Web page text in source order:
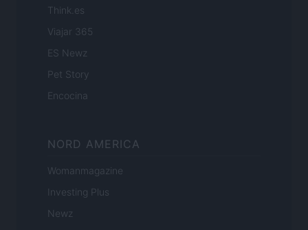
Think.es
Viajar 365
ES Newz
Pet Story
Encocina
NORD AMERICA
Womanmagazine
Investing Plus
Newz